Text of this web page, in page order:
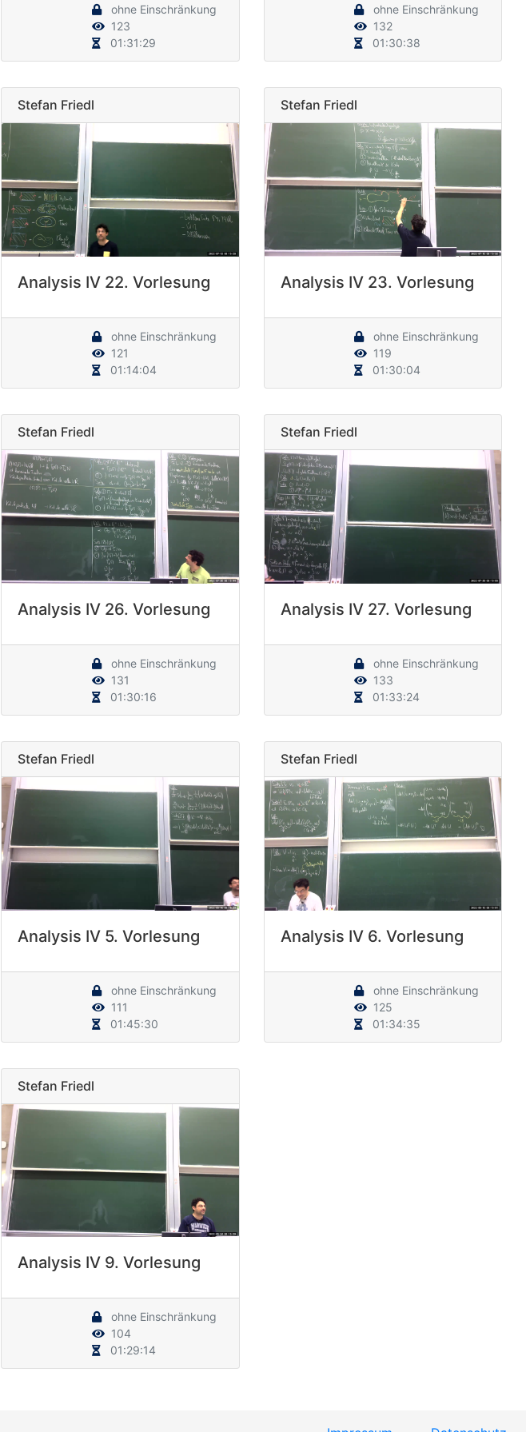
ohne Einschränkung
123
01:31:29
ohne Einschränkung
132
01:30:38
Stefan Friedl
Analysis IV 22. Vorlesung
ohne Einschränkung
121
01:14:04
Stefan Friedl
Analysis IV 23. Vorlesung
ohne Einschränkung
119
01:30:04
Stefan Friedl
Analysis IV 26. Vorlesung
ohne Einschränkung
131
01:30:16
Stefan Friedl
Analysis IV 27. Vorlesung
ohne Einschränkung
133
01:33:24
Stefan Friedl
Analysis IV 5. Vorlesung
ohne Einschränkung
111
01:45:30
Stefan Friedl
Analysis IV 6. Vorlesung
ohne Einschränkung
125
01:34:35
Stefan Friedl
Analysis IV 9. Vorlesung
ohne Einschränkung
104
01:29:14